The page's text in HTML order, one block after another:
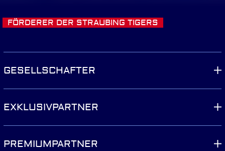
FÖRDERER DER STRAUBING TIGERS
GESELLSCHAFTER
EXKLUSIVPARTNER
PREMIUMPARTNER